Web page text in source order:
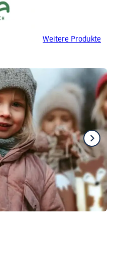
Weitere Produkte